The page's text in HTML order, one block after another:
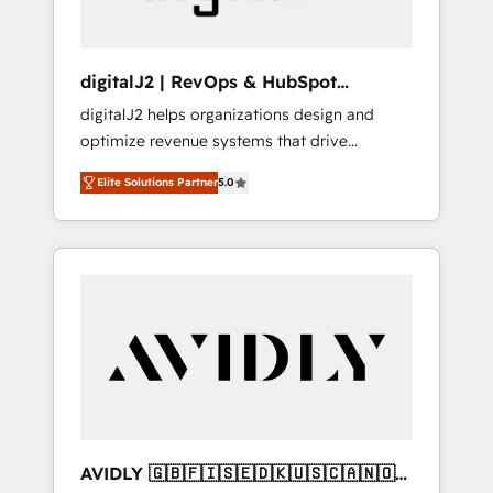
digitalJ2 | RevOps & HubSpot
Implementations
digitalJ2 helps organizations design and
optimize revenue systems that drive
scalable, predictable growth. As a triple-
accredited HubSpot Solutions Partner, we
specialize in both strategic RevOps planning
and hands-on technical execution - building
Services - Managed IT (MSP) - Franchises -
Professional Services - And more! How we
Custom integrations and workflow
Elite Solutions Partner5.0
AVIDLY 🇬🇧🇫🇮🇸🇪🇩🇰🇺🇸🇨🇦🇳🇴